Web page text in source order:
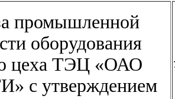
промышленной
оборудования
цеха ТЭЦ «ОАО
с утверждением